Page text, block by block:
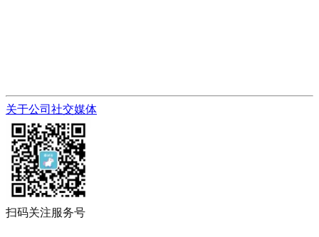
关于公司 社交媒体
扫码关注服务号